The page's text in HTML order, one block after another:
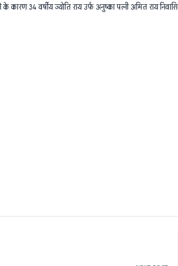
34 वर्षीय ज्योति राय उर्फ अनुष्का पत्नी अमित राय